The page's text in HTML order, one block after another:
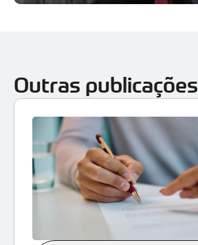
Outras publicações